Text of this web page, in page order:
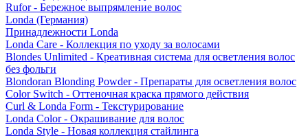
Rufor - Бережное выпрямление волос
Londa (Германия)
Принадлежности Londa
Londa Care - Коллекция по уходу за волосами
Blondes Unlimited - Креативная система для осветления волос
без фольги
Blondoran Blonding Powder - Препараты для осветления волос
Color Switch - Оттеночная краска прямого действия
Curl & Londa Form - Текстурирование
Londa Color - Окрашивание для волос
Londa Style - Новая коллекция стайлинга